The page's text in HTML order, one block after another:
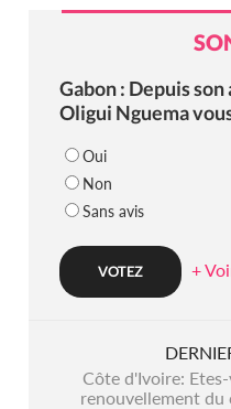
Gabon : Depuis
Oligui Nguema
Oui
Non
Sans avis
+
Côte d'Ivoire:
renouvellement du